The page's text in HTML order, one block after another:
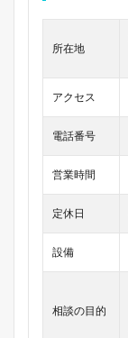
所在地
アクセス
電話番号
営業時間
定休日
設備
相談の目的